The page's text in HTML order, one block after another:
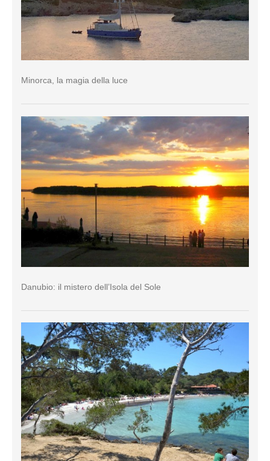
Minorca, la magia della luce
Danubio: il mistero dell’Isola del Sole